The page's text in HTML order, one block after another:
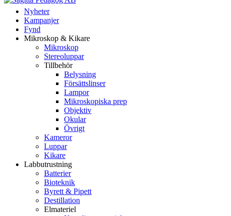
Nyheter
Kampanjer
Fynd
Mikroskop & Kikare
Mikroskop
Stereoluppar
Tillbehör
Belysning
Försättslinser
Lampor
Mikroskopiska prep
Objektiv
Okular
Övrigt
Kameror
Luppar
Kikare
Labbutrustning
Batterier
Bioteknik
Byrett & Pipett
Destillation
Elmateriel